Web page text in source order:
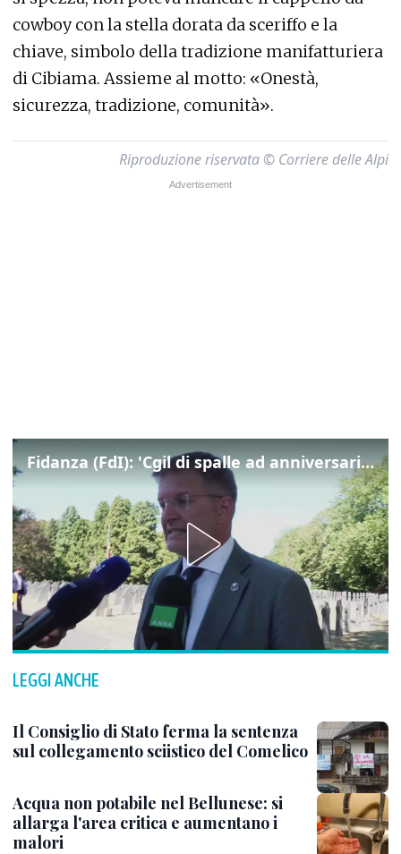
cowboy con la stella dorata da sceriffo e la
chiave, simbolo della tradizione manifatturiera
di Cibiama. Assieme al motto: «Onestà,
sicurezza, tradizione, comunità».
Riproduzione riservata © Corriere delle Alpi
Fidanza (FdI): 'Cgil di spalle ad anniversario Marcinelle mentre La Russa leggeva Mattarella, si vergogni!'
LEGGI ANCHE
Il Consiglio di Stato ferma la sentenza
sul collegamento sciistico del Comelico
Acqua non potabile nel Bellunese: si
allarga l'area critica e aumentano i
malori